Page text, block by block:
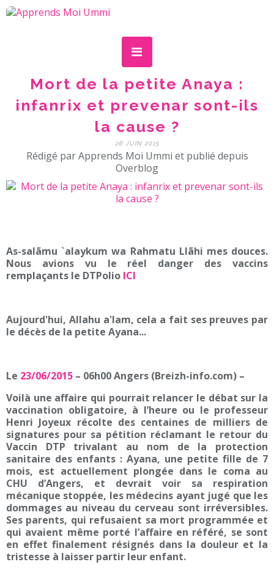
Mort de la petite Anaya :
infanrix et prevenar sont-ils
la cause ?
26 JUIN 2015
Rédigé par Apprends Moi Ummi et publié depuis
Overblog
As-salãmu `alaykum wa Rahmatu Llãhi mes douces.
Nous avions vu le réel danger des vaccins
remplaçants le DTPolio ICI
Aujourd'hui, Allahu a'lam, cela a fait ses preuves par
le décès de la petite Ayana...
Le 23/06/2015 – 06h00 Angers (Breizh-info.com) –
Voilà une affaire qui pourrait relancer le débat sur la
vaccination obligatoire, à l’heure ou le professeur
Henri Joyeux récolte des centaines de milliers de
signatures pour sa pétition réclamant le retour du
Vaccin DTP trivalant au nom de la protection
sanitaire des enfants : Ayana, une petite fille de 7
mois, est actuellement plongée dans le coma au
CHU d’Angers, et devrait voir sa respiration
mécanique stoppée, les médecins ayant jugé que les
dommages au niveau du cerveau sont irréversibles.
Ses parents, qui refusaient sa mort programmée et
qui avaient même porté l’affaire en référé, se sont
en effet finalement résignés dans la douleur et la
tristesse à laisser partir leur enfant.